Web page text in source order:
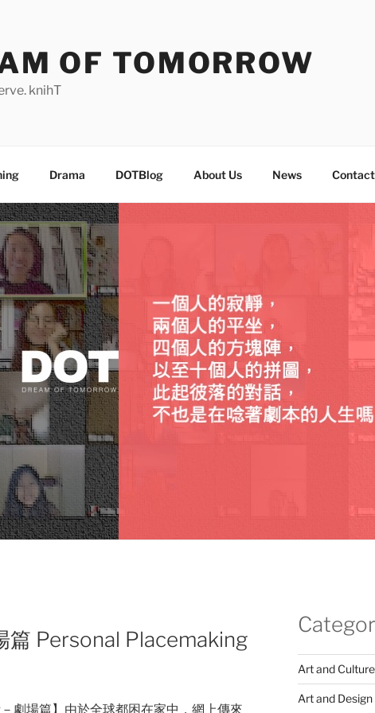
OF TOMORROW
knihT
Drama DOTBlog About Us News
篇 Personal Placemaking
劇場篇】由於全球都困在家中，網上傳來
Art and Culture
Art and Design